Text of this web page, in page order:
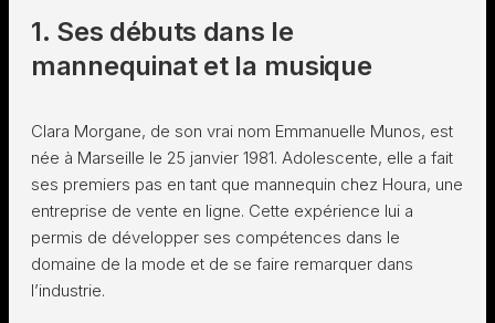
1. Ses débuts dans le
mannequinat et la musique
Clara Morgane, de son vrai nom Emmanuelle Munos, est
née à Marseille le 25 janvier 1981. Adolescente, elle a fait
ses premiers pas en tant que mannequin chez Houra, une
entreprise de vente en ligne. Cette expérience lui a
permis de développer ses compétences dans le
domaine de la mode et de se faire remarquer dans
l’industrie.